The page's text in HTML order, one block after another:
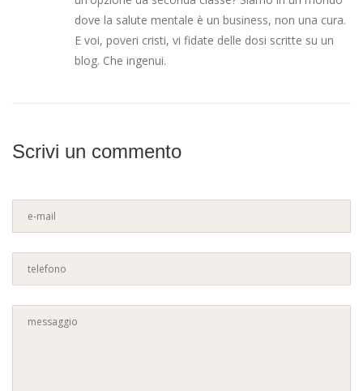
dove la salute mentale è un business, non una cura.
E voi, poveri cristi, vi fidate delle dosi scritte su un
blog. Che ingenui.
Scrivi un commento